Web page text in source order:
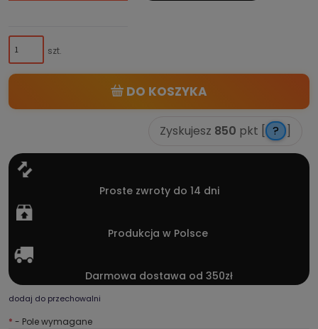
szt.
DO KOSZYKA
Zyskujesz 850 pkt [ ?
Darmowa dostawa od 350zł
Produkcja w Polsce
Proste zwroty do 14 dni
dodaj do przechowalni
* - Pole wymagane